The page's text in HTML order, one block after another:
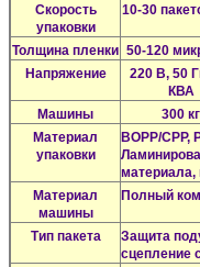
Скорость
упаковки
10-30
Толщина пленки 50-120
Напряжение
220 В, 50
КВА
Машины 300 кг
Материал
упаковки
BOPP/CPP,
материала,
Материал
машины
Полный
Тип пакета
Защита
сцепление